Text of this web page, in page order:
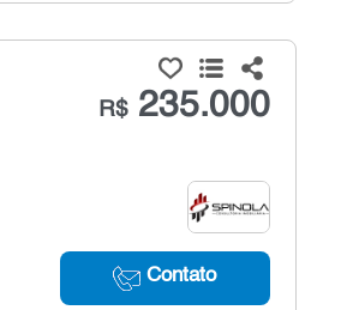
R$235.000
Contato